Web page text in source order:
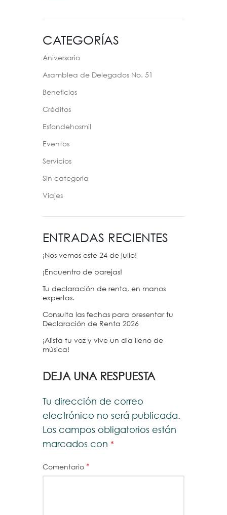
CATEGORÍAS
Aniversario
Asamblea de Delegados No. 51
Beneficios
Créditos
Esfondehosmil
Eventos
Servicios
Sin categoría
Viajes
ENTRADAS RECIENTES
¡Nos vemos este 24 de julio!
¡Encuentro de parejas!
Tu declaración de renta, en manos
expertas.
Consulta las fechas para presentar tu
Declaración de Renta 2026
¡Alista tu voz y vive un día lleno de
música!
DEJA UNA RESPUESTA
Tu dirección de correo
electrónico no será publicada.
Los campos obligatorios están
marcados con *
Comentario *